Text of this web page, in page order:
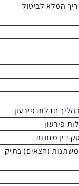
המלא לביטול
חדלות פירעון
פירעון
דין מזונות
משתנות (חצאים) בתיק